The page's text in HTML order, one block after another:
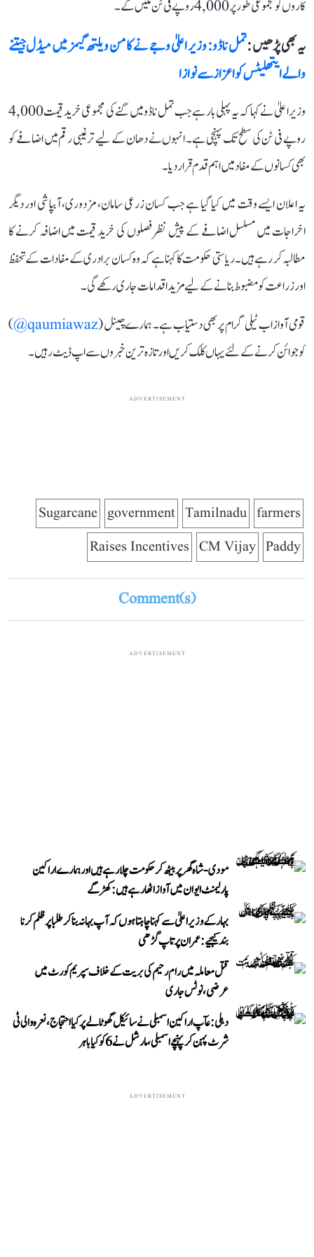
کاروں کو مجموعی طور پر 4,000 روپے فی ٹن ملیں گے۔
یہ بھی پڑھیں :تمل ناڈو: وزیر اعلیٰ وجے نے کامن ویلتھ گیمز میں میڈل جیتنے
والے ایتھلیٹس کو اعزاز سے نوازا
وزیر اعلیٰ نے کہا کہ یہ پہلی بار ہے جب تمل ناڈو میں گنے کی مجموعی خرید قیمت 4,000
روپے فی ٹن کی سطح تک پہنچی ہے۔ انہوں نے دھان کے لیے ترغیبی رقم میں اضافے کو
بھی کسانوں کے مفاد میں اہم قدم قرار دیا۔
یہ اعلان ایسے وقت میں کیا گیا ہے جب کسان زرعی سامان، مزدوری، آبپاشی اور دیگر
اخراجات میں مسلسل اضافے کے پیش نظر فصلوں کی خرید قیمت میں اضافہ کرنے کا
مطالبہ کر رہے ہیں۔ ریاستی حکومت کا کہنا ہے کہ وہ کسان برادری کے مفادات کے تحفظ
اور زراعت کو مضبوط بنانے کے لیے مزید اقدامات جاری رکھے گی۔
قومی آواز اب ٹیلی گرام پر بھی دستیاب ہے۔ ہمارے چینل (qaumiawaz@
)
کو جوائن کرنے کے لئے یہاں کلک کریں اور تازہ ترین خبروں سے اپ ڈیٹ رہیں۔
ADVERTISEMENT
farmers
Tamilnadu
government
Sugarcane
Paddy
CM Vijay
Raises Incentives
Comment(s)
ADVERTISEMENT
مودی-شاہ گھر پر بیٹھ کر حکومت چلا رہے ہیں اور ہمارے اراکین
پارلیمنٹ ایوان میں آواز اٹھا رہے ہیں: کھڑگے
بہار کے وزیر اعلیٰ سے کہنا چاہتا ہوں کہ آپ بہانہ بنا کر طلبا پر ظلم کرنا
بند کیجیے: عمران پرتاپ گڑھی
قتل معاملہ میں رام رحیم کی بریت کے خلاف سپریم کورٹ میں
عرضی، نوٹس جاری
دہلی: عآپ اراکین اسمبلی نے سائیکل گھوٹالے پر کیا احتجاج، نعرہ والی ٹی
شرٹ پہن کر پہنچے اسمبلی، مارشل نے 6 کو کیا باہر
ADVERTISEMENT